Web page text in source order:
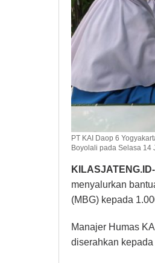
PT KAI Daop 6
Boyolali pada Selasa 14
KILASJATENG.ID-
menyalurkan
(MBG) kepada
Manajer Humas
diserahkan